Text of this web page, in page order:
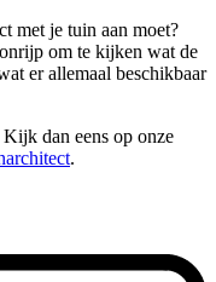
met je tuin aan moet?
om te kijken wat de
er allemaal beschikbaar
dan eens op onze
.